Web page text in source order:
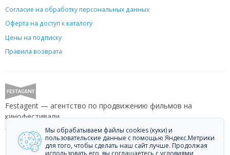
Согласие на обработку персональных данных
Оферта на доступ к каталогу
Цены на подписку
Правила возврата
Festagent — агентство по продвижению фильмов на
кинофестивали.
Звоните +7 (499) 113-78-80 или пишитеhello@festagent.com
© 2010—2026 Festagent. Использование материалов сайта
Мы обрабатываем файлы cookies (куки) и
пользовательские данные с помощью Яндекс.Метрики
для того, чтобы сделать наш сайт лучше. Продолжая
использовать его, вы соглашаетесь с условиями